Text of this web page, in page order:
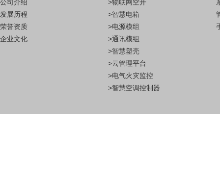
公司介绍
发展历程
荣誉资质
企业文化
>物联网空开
>智慧电箱
>电源模组
>通讯模组
>智慧塑壳
>云管理平台
>电气火灾监控
>智慧空调控制器